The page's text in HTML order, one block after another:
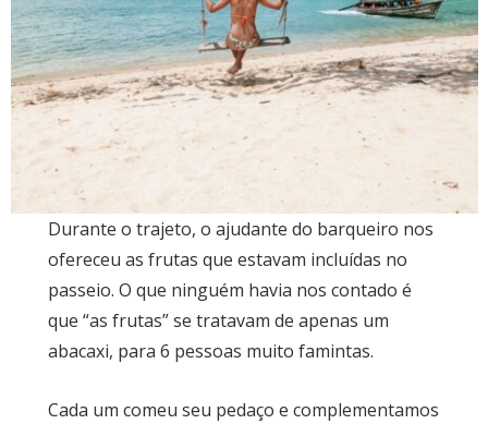
Durante o trajeto, o ajudante do barqueiro nos
ofereceu as frutas que estavam incluídas no
passeio. O que ninguém havia nos contado é
que “as frutas” se tratavam de apenas um
abacaxi, para 6 pessoas muito famintas.
Cada um comeu seu pedaço e complementamos